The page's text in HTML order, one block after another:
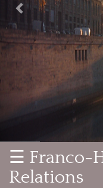
☰ Franco-
Relations